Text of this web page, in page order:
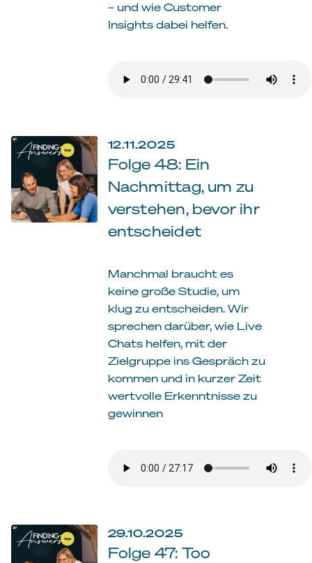
– und wie Customer
Insights dabei helfen.
12.11.2025
Folge 48: Ein
Nachmittag, um zu
verstehen, bevor ihr
entscheidet
Manchmal braucht es
keine große Studie, um
klug zu entscheiden. Wir
sprechen darüber, wie Live
Chats helfen, mit der
Zielgruppe ins Gespräch zu
kommen und in kurzer Zeit
wertvolle Erkenntnisse zu
gewinnen
29.10.2025
Folge 47: Too